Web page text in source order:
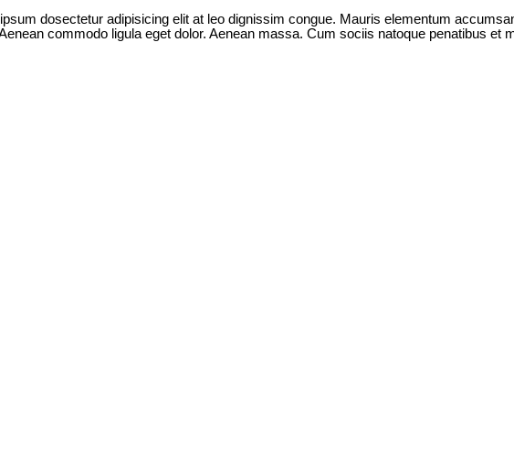
dosectetur adipisicing elit at leo dignissim congue. Mauris elementum
commodo ligula eget dolor. Aenean massa. Cum sociis natoque penatibus et